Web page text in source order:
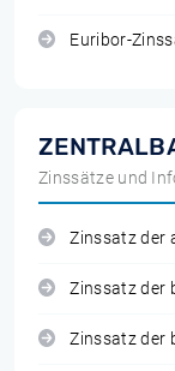
Euribor-
Zinssätze und
Zinssatz der
Zinssatz der
Zinssatz der